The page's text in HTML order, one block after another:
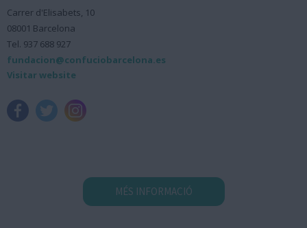
Carrer d'Elisabets, 10
08001 Barcelona
Tel. 937 688 927
fundacion@confuciobarcelona.es
Visitar website
MÉS INFORMACIÓ